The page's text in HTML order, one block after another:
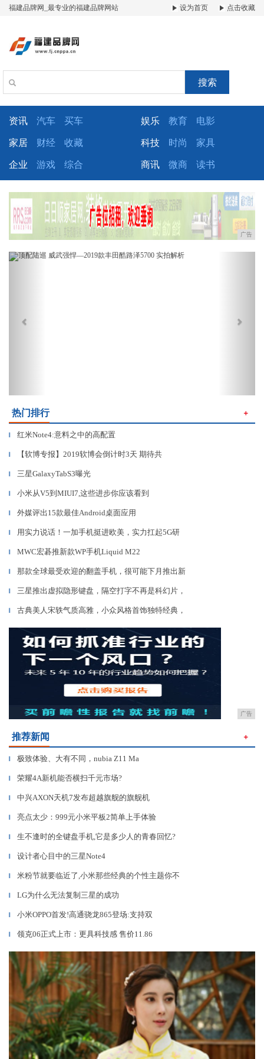
福建品牌网_最专业的福建品牌网站 设为首页 点击收藏
搜索
资讯 汽车 买车 娱乐 教育 电影
家居 财经 收藏 科技 时尚 家具
企业 游戏 综合 商讯 微商 读书
广告
Previous
热门排行 ＋
▎ 红米Note4:意料之中的高配置
▎ 【软博专报】2019软博会倒计时3天 期待共
▎ 三星GalaxyTabS3曝光
▎ 小米从V5到MIUI7,这些进步你应该看到
▎ 外媒评出15款最佳Android桌面应用
▎ 用实力说话！一加手机挺进欧美，实力扛起5G研
▎ MWC宏碁推新款WP手机Liquid M22
▎ 那款全球最受欢迎的翻盖手机，很可能下月推出新
▎ 三星推出虚拟隐形键盘，隔空打字不再是科幻片，
▎ 古典美人宋轶气质高雅，小众风格首饰独特经典，
广告
推荐新闻 ＋
▎ 极致体验、大有不同，nubia Z11 Ma
▎ 荣耀4A新机能否横扫千元市场?
▎ 中兴AXON天机7发布超越旗舰的旗舰机
▎ 亮点太少：999元小米平板2简单上手体验
▎ 生不逢时的全键盘手机,它是多少人的青春回忆?
▎ 设计者心目中的三星Note4
▎ 米粉节就要临近了,小米那些经典的个性主题你不
▎ LG为什么无法复制三星的成功
▎ 小米OPPO首发!高通骁龙865登场:支持双
▎ 领克06正式上市：更具科技感 售价11.86